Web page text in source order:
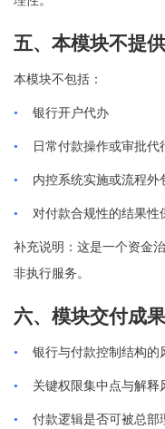
五、本模块不提
本模块不包括：
• 银行开户代办
• 日常付款操作或审批代
• 内控系统实施或流程外
• 对付款合规性的结果性
补充说明：这是一个资金
非执行服务。
六、模块交付成果
• 银行与付款控制结构的
• 关键权限集中点与解释
• 付款逻辑是否可被总部